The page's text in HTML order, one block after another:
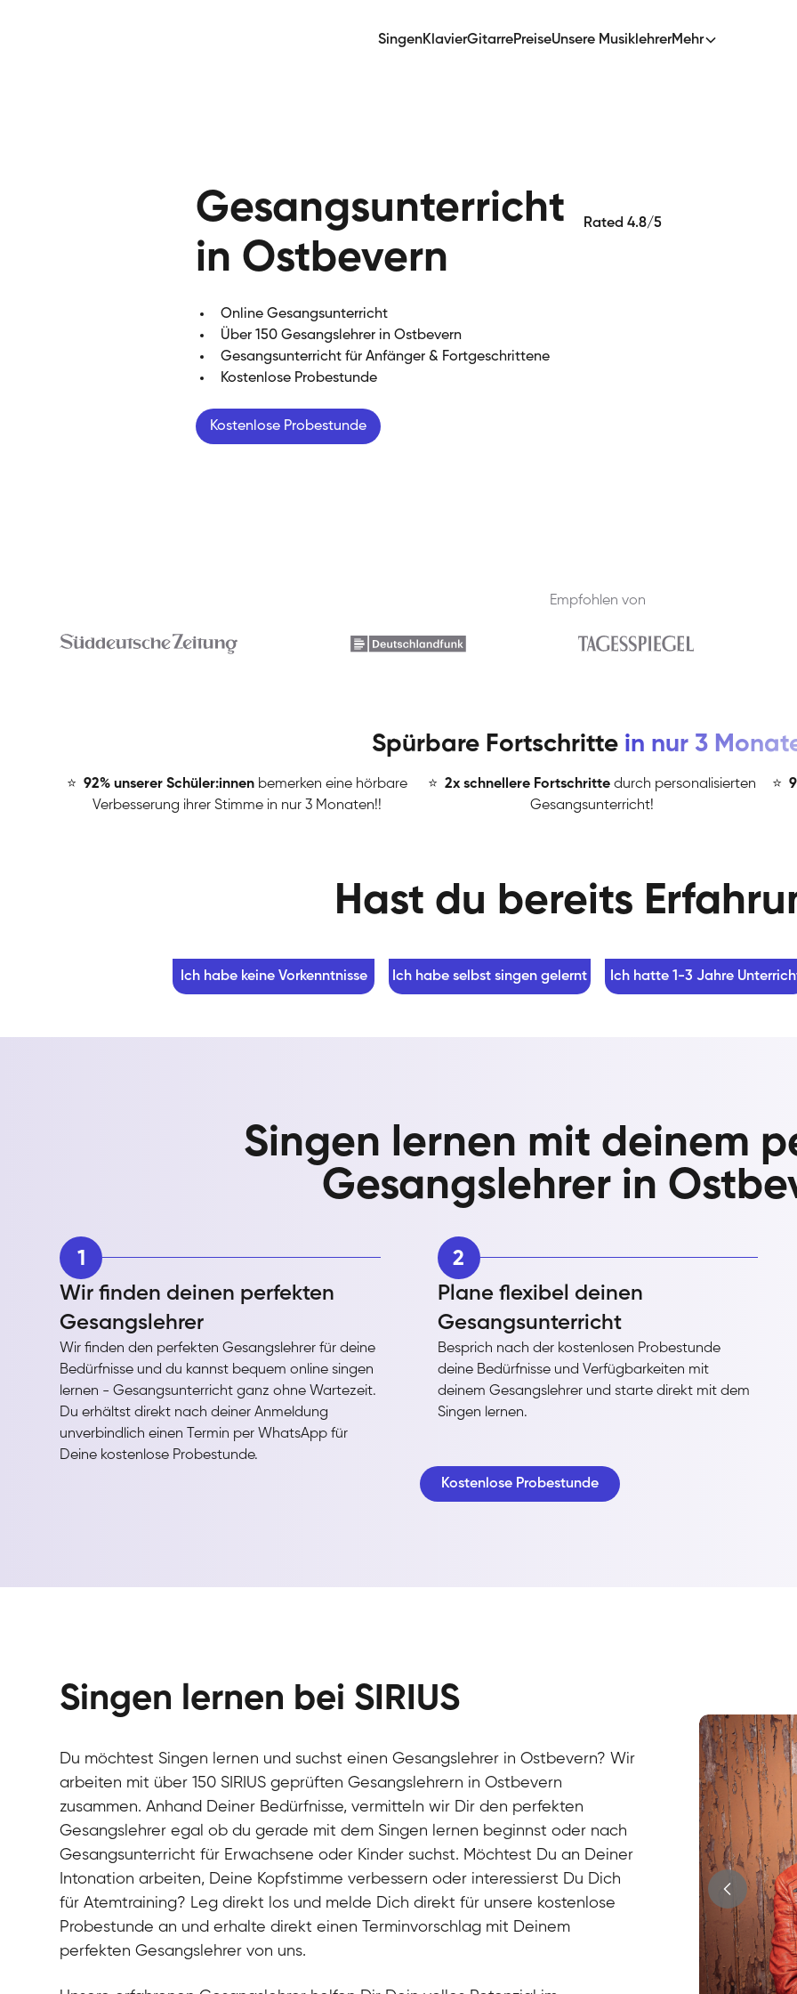
SingenKlavierGitarrePreiseUnsere MusiklehrerMehr
Gesangsunterricht
in Ostbevern
Online Gesangsunterricht
Über 150 Gesangslehrer in Ostbevern
Gesangsunterricht für Anfänger & Fortgeschrittene
Kostenlose Probestunde
Kostenlose Probestunde
Rated 4.8/5
Empfohlen von
Spürbare Fortschritte in nur 3
⭐ ️92% unserer Schüler:innen bemerken eine hörbare
Verbesserung ihrer Stimme in nur 3 Monaten!!
⭐ ️2x schnellere Fortschritte durch personalisierten
Gesangsunterricht!
⭐
Hast du bereits
Ich habe keine Vorkenntnisse Ich habe selbst singen gelernt Ich hatte 1-3 Jahre
Singen lernen mit deinem
Gesangslehrer in
1
Wir finden deinen perfekten
Gesangslehrer
Wir finden den perfekten Gesangslehrer für deine
Bedürfnisse und du kannst bequem online singen
lernen - Gesangsunterricht ganz ohne Wartezeit.
Du erhältst direkt nach deiner Anmeldung
unverbindlich einen Termin per WhatsApp für
Deine kostenlose Probestunde.
2
Plane flexibel deinen
Gesangsunterricht
Besprich nach der kostenlosen Probestunde
deine Bedürfnisse und Verfügbarkeiten mit
deinem Gesangslehrer und starte direkt mit dem
Singen lernen.
Kostenlose Probestunde
Singen lernen bei SIRIUS
Du möchtest Singen lernen und suchst einen Gesangslehrer in Ostbevern? Wir
arbeiten mit über 150 SIRIUS geprüften Gesangslehrern in Ostbevern
zusammen. Anhand Deiner Bedürfnisse, vermitteln wir Dir den perfekten
Gesangslehrer egal ob du gerade mit dem Singen lernen beginnst oder nach
Gesangsunterricht für Erwachsene oder Kinder suchst. Möchtest Du an Deiner
Intonation arbeiten, Deine Kopfstimme verbessern oder interessierst Du Dich
für Atemtraining? Leg direkt los und melde Dich direkt für unsere kostenlose
Probestunde an und erhalte direkt einen Terminvorschlag mit Deinem
perfekten Gesangslehrer von uns.
Stefan
Gesang /